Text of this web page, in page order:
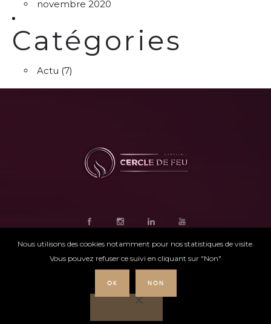
novembre 2020
Catégories
Actu (7)
Nous utilisons des cookies notamment pour nos statistiques de visite.
Vous pouvez refuser ce suivi en cliquant sur "Non"
OK NON